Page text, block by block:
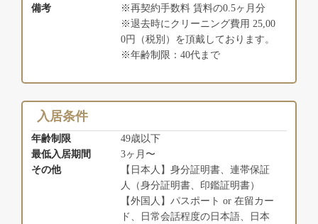
備考
※再契約手数料 賃料の0.5ヶ月分
※退去時にクリーニング費用 25,00
0円（税別）を頂戴しております。
※年齢制限：40代まで
入居条件
年齢制限
49歳以下
最低入居期間
3ヶ月〜
その他
【日本人】身分証明書、連帯保証
人（身分証明書、印鑑証明書）
【外国人】パスポート or 在留カー
ド、日常会話程度の日本語、日本